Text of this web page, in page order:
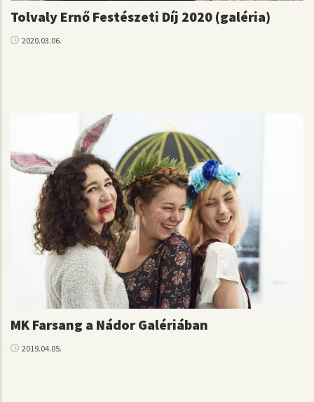
Tolvaly Ernő Festészeti Díj 2020 (galéria)
2020.03.06.
MK Farsang a Nádor Galériában
2019.04.05.